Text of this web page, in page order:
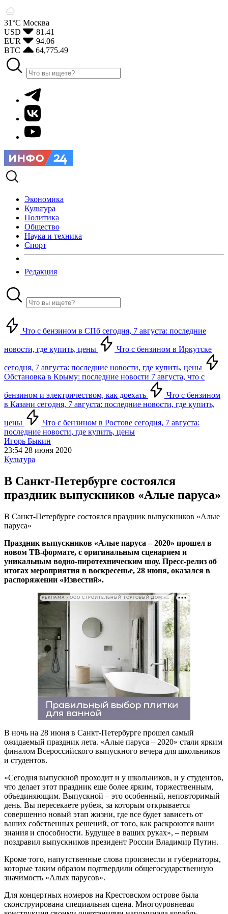
31°С Москва
USD
81.41
EUR
94.06
BTC
64,775.49
Экономика
Культура
Политика
Общество
Наука и техника
Спорт
Редакция
Что с бензином в СПб сегодня, 7 августа: последние
новости, где купить, цены Что с бензином в Иркутске
сегодня, 7 августа: последние новости, где купить, цены
Обстановка в Крыму: последние новости 7 августа, что с
бензином и электричеством, как доехать
Что с бензином
в Казани сегодня, 7 августа: последние новости, где купить,
цены
Что с бензином в Ростове сегодня, 7 августа:
последние новости, где купить, цены
Игорь Быкин
23:54 28 июня 2020
Культура
В Санкт-Петербурге состоялся
праздник выпускников «Алые паруса»
В Санкт-Петербурге состоялся праздник выпускников «Алые
паруса»
Праздник выпускников «Алые паруса – 2020» прошел в
новом ТВ-формате, с оригинальным сценарием и
уникальным водно-пиротехническим шоу. Пресс-релиз об
итогах мероприятия в воскресенье, 28 июня, оказался в
распоряжении «Известий».
РЕКЛАМА • ООО СТРОИТЕЛЬНЫЙ ТОРГОВЫЙ ДОМ «ПЕТРОВИЧ». ИНН: 7802348846
В ночь на 28 июня в Санкт-Петербурге прошел самый
ожидаемый праздник лета. «Алые паруса – 2020» стали ярким
финалом Всероссийского выпускного вечера для школьников
и студентов.
«Сегодня выпускной проходит и у школьников, и у студентов,
что делает этот праздник еще более ярким, торжественным,
объединяющим. Выпускной – это особенный, неповторимый
день. Вы пересекаете рубеж, за которым открывается
совершенно новый этап жизни, где все будет зависеть от
ваших собственных решений, от того, как раскроются ваши
знания и способности. Будущее в ваших руках», – первым
поздравил выпускников президент России Владимир Путин.
Кроме того, напутственные слова произнесли и губернаторы,
которые таким образом подтвердили общегосударственную
значимость «Алых парусов».
Для концертных номеров на Крестовском острове была
сконструирована специальная сцена. Многоуровневая